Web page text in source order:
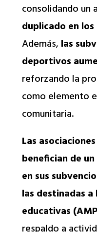
consolidando un
duplicado en
Además, las
deportivos
reforzando la
como elemento
comunitaria.
Las
benefician de
en sus
las destinadas a
educativas